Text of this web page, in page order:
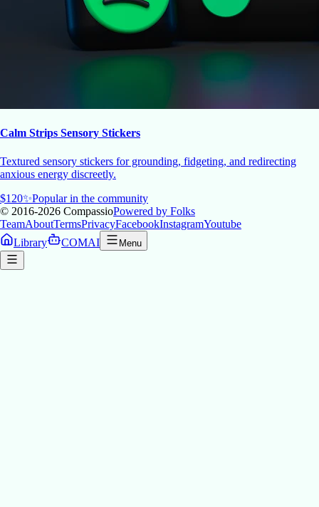
Calm Strips Sensory Stickers
Textured sensory stickers for grounding, fidgeting, and redirecting
anxious energy discreetly.
$120✨Popular in the community
© 2016-2026 CompassioPowered by Folks
TeamAboutTermsPrivacyFacebookInstagramYoutube
Library
COMAI Menu